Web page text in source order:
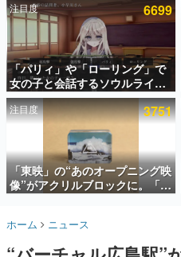
電ファミのいま読まれている記
アプリセール情報
インタビュー
連載・特集一覧
殿堂入り記事
SNS拡散数が数千以
ど。多くの人々に読
事をまとめました。
名作ゲームクリエイ
きます。
注目度 6699
「パリィ」や「ローリング」で
女の子と会話するソウルライク
恋愛ゲーム『小早川さんはソウ
ルライク』無料公開。返事に失
敗すると「YOU DIED」
注目度 3751
「東映」の“あのオープニング映
像”がアクリルブロックに。「東
映ヒストリカル グッズコレクシ
ホーム ニュース